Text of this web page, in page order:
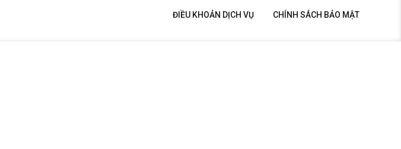
ĐIỀU KHOẢN DỊCH VỤ CHÍNH SÁCH BẢO MẬT